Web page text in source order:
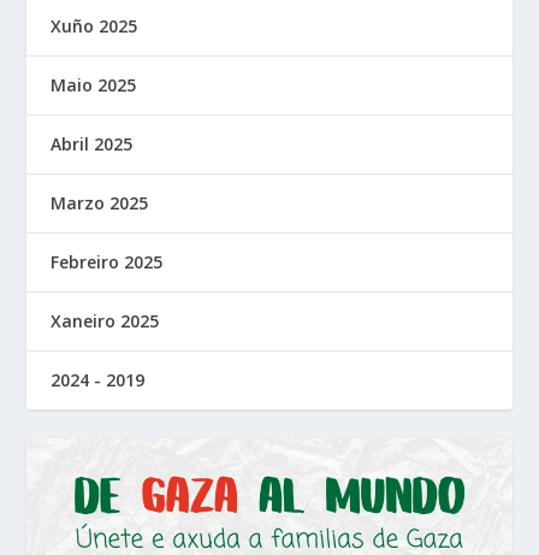
Xuño 2025
Maio 2025
Abril 2025
Marzo 2025
Febreiro 2025
Xaneiro 2025
2024 - 2019